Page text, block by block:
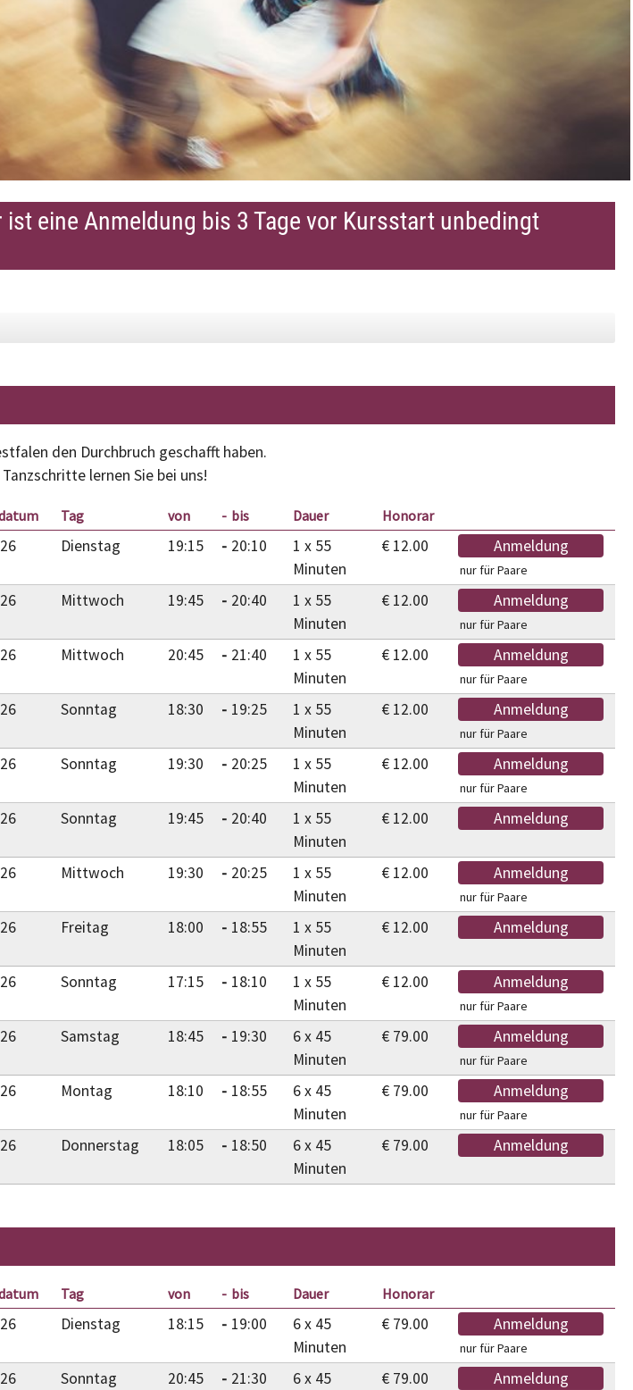
eine Anmeldung bis 3 Tage vor Kursstart unbedingt
den Durchbruch geschafft haben.
lernen Sie bei uns!
Tag von bis Dauer Honorar
Dienstag 19:15 20:10
1 x 55
Minuten
€ 12.00 Anmeldung
nur für Paare
Mittwoch 19:45 20:40
1 x 55
Minuten
€ 12.00 Anmeldung
nur für Paare
Mittwoch 20:45 21:40
1 x 55
Minuten
€ 12.00 Anmeldung
nur für Paare
Sonntag 18:30 19:25
1 x 55
Minuten
€ 12.00 Anmeldung
nur für Paare
Sonntag 19:30 20:25
1 x 55
Minuten
€ 12.00 Anmeldung
nur für Paare
Sonntag 19:45 20:40
1 x 55
Minuten
€ 12.00 Anmeldung
Mittwoch 19:30 20:25
1 x 55
Minuten
€ 12.00 Anmeldung
nur für Paare
Freitag 18:00 18:55
1 x 55
Minuten
€ 12.00 Anmeldung
Sonntag 17:15 18:10
1 x 55
Minuten
€ 12.00 Anmeldung
nur für Paare
Samstag 18:45 19:30
6 x 45
Minuten
€ 79.00 Anmeldung
nur für Paare
Montag 18:10 18:55
6 x 45
Minuten
€ 79.00 Anmeldung
nur für Paare
Donnerstag 18:05 18:50
6 x 45
Minuten
€ 79.00 Anmeldung
Tag von bis Dauer Honorar
Dienstag 18:15 19:00
6 x 45
Minuten
€ 79.00 Anmeldung
nur für Paare
Sonntag 20:45 21:30
6 x 45
€ 79.00 Anmeldung